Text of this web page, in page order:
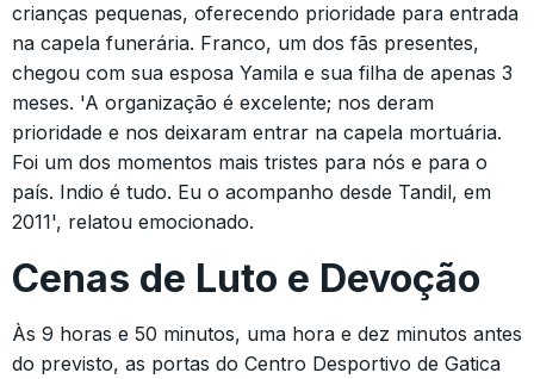
crianças pequenas, oferecendo prioridade para entrada
na capela funerária. Franco, um dos fãs presentes,
chegou com sua esposa Yamila e sua filha de apenas 3
meses. 'A organização é excelente; nos deram
prioridade e nos deixaram entrar na capela mortuária.
Foi um dos momentos mais tristes para nós e para o
país. Indio é tudo. Eu o acompanho desde Tandil, em
2011', relatou emocionado.
Cenas de Luto e Devoção
Às 9 horas e 50 minutos, uma hora e dez minutos antes
do previsto, as portas do Centro Desportivo de Gatica